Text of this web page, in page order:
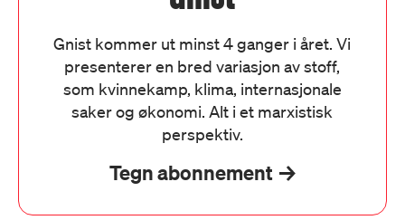
Gnist kommer ut minst 4 ganger i året. Vi
presenterer en bred variasjon av stoff,
som kvinnekamp, klima, internasjonale
saker og økonomi. Alt i et marxistisk
perspektiv.
Tegn abonnement